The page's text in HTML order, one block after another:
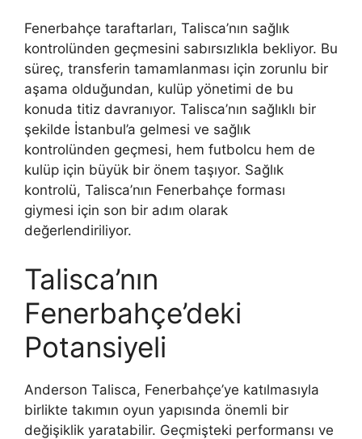
Fenerbahçe taraftarları, Talisca’nın sağlık
kontrolünden geçmesini sabırsızlıkla bekliyor. Bu
süreç, transferin tamamlanması için zorunlu bir
aşama olduğundan, kulüp yönetimi de bu
konuda titiz davranıyor. Talisca’nın sağlıklı bir
şekilde İstanbul’a gelmesi ve sağlık
kontrolünden geçmesi, hem futbolcu hem de
kulüp için büyük bir önem taşıyor. Sağlık
kontrolü, Talisca’nın Fenerbahçe forması
giymesi için son bir adım olarak
değerlendiriliyor.
Talisca’nın
Fenerbahçe’deki
Potansiyeli
Anderson Talisca, Fenerbahçe’ye katılmasıyla
birlikte takımın oyun yapısında önemli bir
değişiklik yaratabilir. Geçmişteki performansı ve